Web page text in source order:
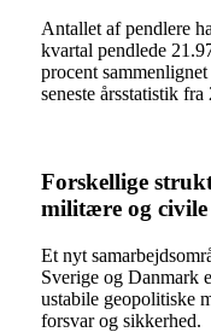
Antallet af pendlere
kvartal pendlede
procent
seneste årsstatistik
Forskellige
militære og civile
Et nyt
Sverige og Danmark
ustabile geopolitiske
forsvar og sikkerhed.